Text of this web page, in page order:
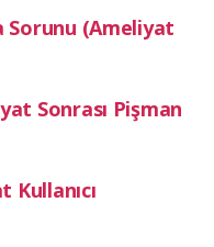
Sorunu (Ameliyat
Sonrası Pişman